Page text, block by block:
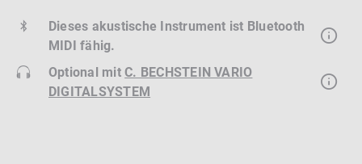
Dieses akustische Instrument ist Bluetooth
MIDI fähig.
Optional mitC. BECHSTEIN VARIO
DIGITALSYSTEM